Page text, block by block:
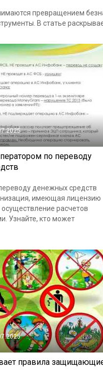
превращением
В статье
по переводу
денежных средств
имеющая лицензию
расчетов
Узнайте, кто может
правила